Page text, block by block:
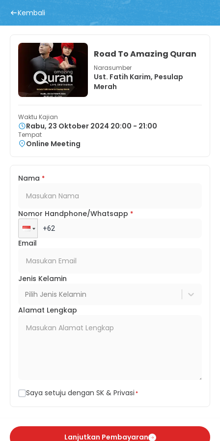
Kembali
Road To Amazing Quran
Narasumber
Ust. Fatih Karim, Pesulap
Merah
Waktu Kajian
Rabu, 23 Oktober 2024 20:00 - 21:00
Tempat
Online Meeting
Nama *
Nomor Handphone/Whatsapp *
Email
Jenis Kelamin
Pilih Jenis Kelamin
Alamat Lengkap
Saya setuju dengan SK & Privasi *
Lanjutkan Pembayaran